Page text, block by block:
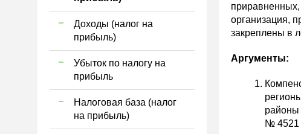
Доходы (налог на
прибыль)
Убыток по налогу на
прибыль
Налоговая база (налог
на прибыль)
приравненных,
организация,
закреплены в
Аргументы:
районы
№ 4521